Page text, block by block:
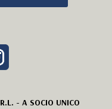
- A SOCIO UNICO